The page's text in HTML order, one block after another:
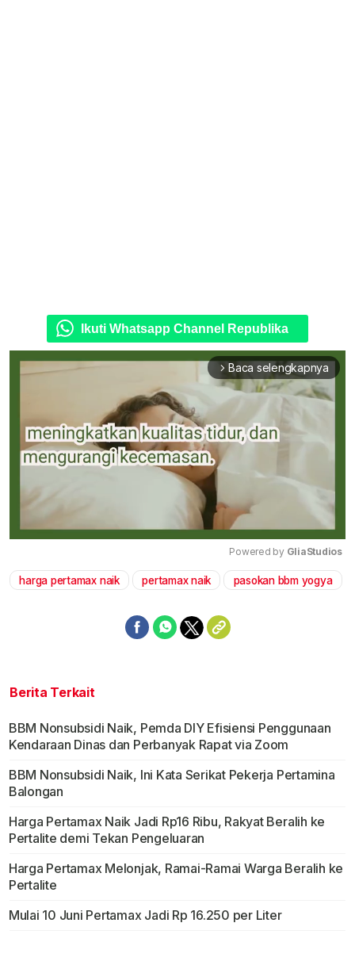
Ikuti Whatsapp Channel Republika
arrow_forward_ios Baca selengkapnya
Mute
Powered by GliaStudios
harga pertamax naik pertamax naik pasokan bbm yogya
Berita Terkait
BBM Nonsubsidi Naik, Pemda DIY Efisiensi Penggunaan
Kendaraan Dinas dan Perbanyak Rapat via Zoom
BBM Nonsubsidi Naik, Ini Kata Serikat Pekerja Pertamina
Balongan
Harga Pertamax Naik Jadi Rp16 Ribu, Rakyat Beralih ke
Pertalite demi Tekan Pengeluaran
Harga Pertamax Melonjak, Ramai-Ramai Warga Beralih ke
Pertalite
Mulai 10 Juni Pertamax Jadi Rp 16.250 per Liter